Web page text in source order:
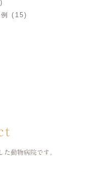
例 (15)
た 動物病院です。